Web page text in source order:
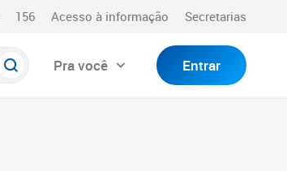
156 Acesso à informação Secretarias
Pra você Entrar